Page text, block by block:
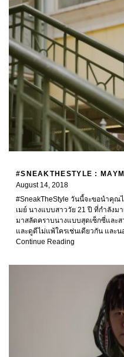
#SNEAKTHESTYLE :
August 14, 2018
#SneakTheStyle วันนี้จะขอนำคุณ
เมย์ นางแบบสาววัย 21 ปี ที่กำลังม
มาสลัดคราบนางแบบสุดเซ็กซี่และ
และดูดีไม่แพ้ใครเช่นเดียวกัน และน
Continue Reading